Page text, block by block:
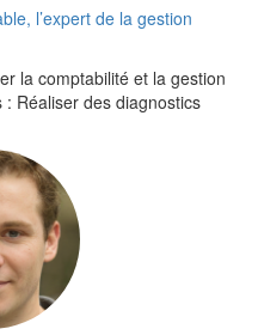
l’expert de la gestion
la comptabilité et la gestion
: Réaliser des diagnostics